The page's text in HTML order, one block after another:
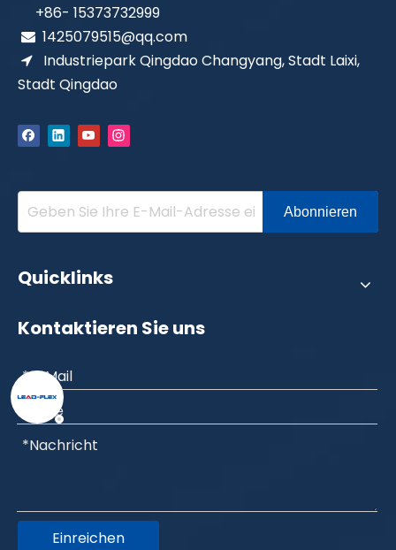
+86- 15373732999
 1425079515@qq.com
 Industriepark Qingdao Changyang, Stadt Laixi,
Stadt Qingdao
Abonnieren
Quicklinks
Kontaktieren Sie uns
Einreichen